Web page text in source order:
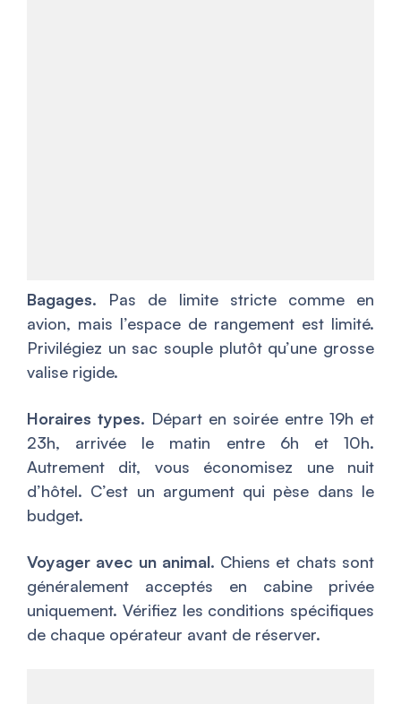
Bagages. Pas de limite stricte comme en
avion, mais l’espace de rangement est limité.
Privilégiez un sac souple plutôt qu’une grosse
valise rigide.
Horaires types. Départ en soirée entre 19h et
23h, arrivée le matin entre 6h et 10h.
Autrement dit, vous économisez une nuit
d’hôtel. C’est un argument qui pèse dans le
budget.
Voyager avec un animal. Chiens et chats sont
généralement acceptés en cabine privée
uniquement. Vérifiez les conditions spécifiques
de chaque opérateur avant de réserver.